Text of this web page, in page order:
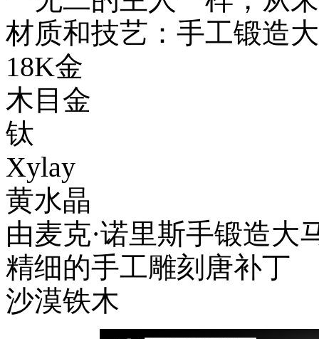
材质和技艺：手工锻造
18K金
木目金
钛
Xylay
黄水晶
由麦克·诺里斯手锻造大
精细的手工雕刻唐补丁
沙漠铁木